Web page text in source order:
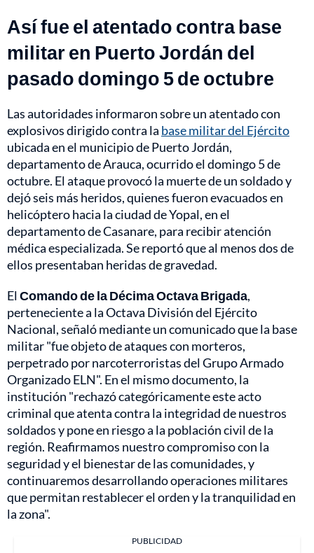
Así fue el atentado contra base
militar en Puerto Jordán del
pasado domingo 5 de octubre
Las autoridades informaron sobre un atentado con
explosivos dirigido contra la base militar del Ejército
ubicada en el municipio de Puerto Jordán,
departamento de Arauca, ocurrido el domingo 5 de
octubre. El ataque provocó la muerte de un soldado y
dejó seis más heridos, quienes fueron evacuados en
helicóptero hacia la ciudad de Yopal, en el
departamento de Casanare, para recibir atención
médica especializada. Se reportó que al menos dos de
ellos presentaban heridas de gravedad.
ElComando de la Décima Octava Brigada,
perteneciente a la Octava División del Ejército
Nacional, señaló mediante un comunicado que la base
militar "fue objeto de ataques con morteros,
perpetrado por narcoterroristas del Grupo Armado
Organizado ELN". En el mismo documento, la
institución "rechazó categóricamente este acto
criminal que atenta contra la integridad de nuestros
soldados y pone en riesgo a la población civil de la
región. Reafirmamos nuestro compromiso con la
seguridad y el bienestar de las comunidades, y
continuaremos desarrollando operaciones militares
que permitan restablecer el orden y la tranquilidad en
la zona".
PUBLICIDAD